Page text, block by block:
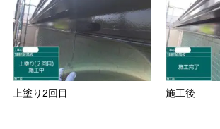
上塗り2回目 施工後